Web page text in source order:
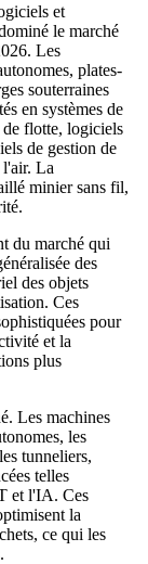
et
le marché
Les
plates-
souterraines
en systèmes de
de flotte, logiciels
de gestion de
l'air. La
minier sans fil,
du marché qui
des
des objets
Ces
pour
et la
plus
Les machines
les
tunneliers,
telles
et l'IA. Ces
la
ce qui les